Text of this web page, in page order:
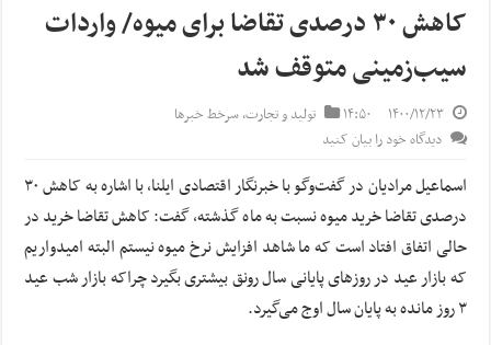
کاهش ۳۰ درصدی تقاضا برای میوه/ واردات
سیب‌زمینی متوقف شد
۱۴۰۰/۱۲/۲۳ ۱۴:۵۰ تولید و تجارت,سرخط خبرها
دیدگاه خود را بیان کنید
اسماعیل مرادیان در گفت‌وگو با خبرنگار اقتصادی ایلنا، با اشاره به کاهش ۳۰
درصدی تقاضا خرید میوه نسبت به ماه گذشته، گفت: کاهش تقاضا خرید در
حالی اتفاق افتاد است که ما شاهد افزایش نرخ میوه نیستم البته امیدواریم
که بازار عید در روزهای پایانی سال رونق بیشتری بگیرد چراکه بازار شب عید
۳ روز مانده به پایان سال اوج می‌گیرد.